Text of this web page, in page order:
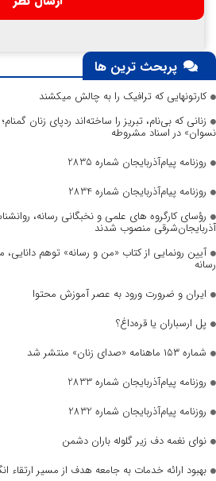
پربحث ترین ها
کارتونهایی که ترافیک را به چالش میکشند
زنانی که بی‌نام، تبریز را ساخته‌اند ردپای زنان
نسوان» در اسناد مشروطه
روزنامه پیام‌آذربایجان شماره 2835
روزنامه پیام‌آذربایجان شماره 2834
رؤسای کارگروه های علمی و نخبگانی رسانه،
آذربایجان‌شرقی منصوب شدند
آیین رونمایی از کتاب «من و رسانه» توهم
رسانه
ایران و ضرورت ورود به عصر آموزش محتوا
پل ارسباران یا قره‌داغ؟
شماره ۱۵۳ ماهنامه «صدای زنان» منتشر شد
روزنامه پیام‌آذربایجان شماره 2833
روزنامه پیام‌آذربایجان شماره 2832
نوای نغمه دف زیر گلوله باران دشمن
بهبود ارائه خدمات به جامعه هدف از مسیر ارتقاء